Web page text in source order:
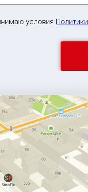
условия